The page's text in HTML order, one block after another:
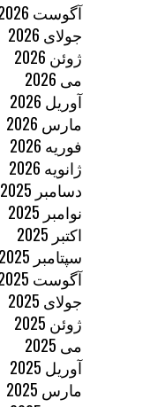
آگوست 2026
جولای 2026
ژوئن 2026
می 2026
آوریل 2026
مارس 2026
فوریه 2026
ژانویه 2026
دسامبر 2025
نوامبر 2025
اکتبر 2025
سپتامبر 2025
آگوست 2025
جولای 2025
ژوئن 2025
می 2025
آوریل 2025
مارس 2025